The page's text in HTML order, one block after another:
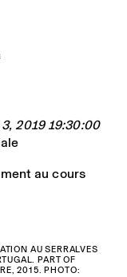
2019 19:30:00
au cours
AU SERRALVES
PART OF
2015. PHOTO: